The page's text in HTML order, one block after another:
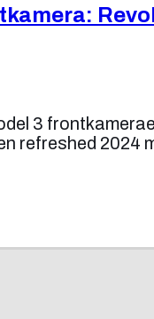
3
refreshed 2024